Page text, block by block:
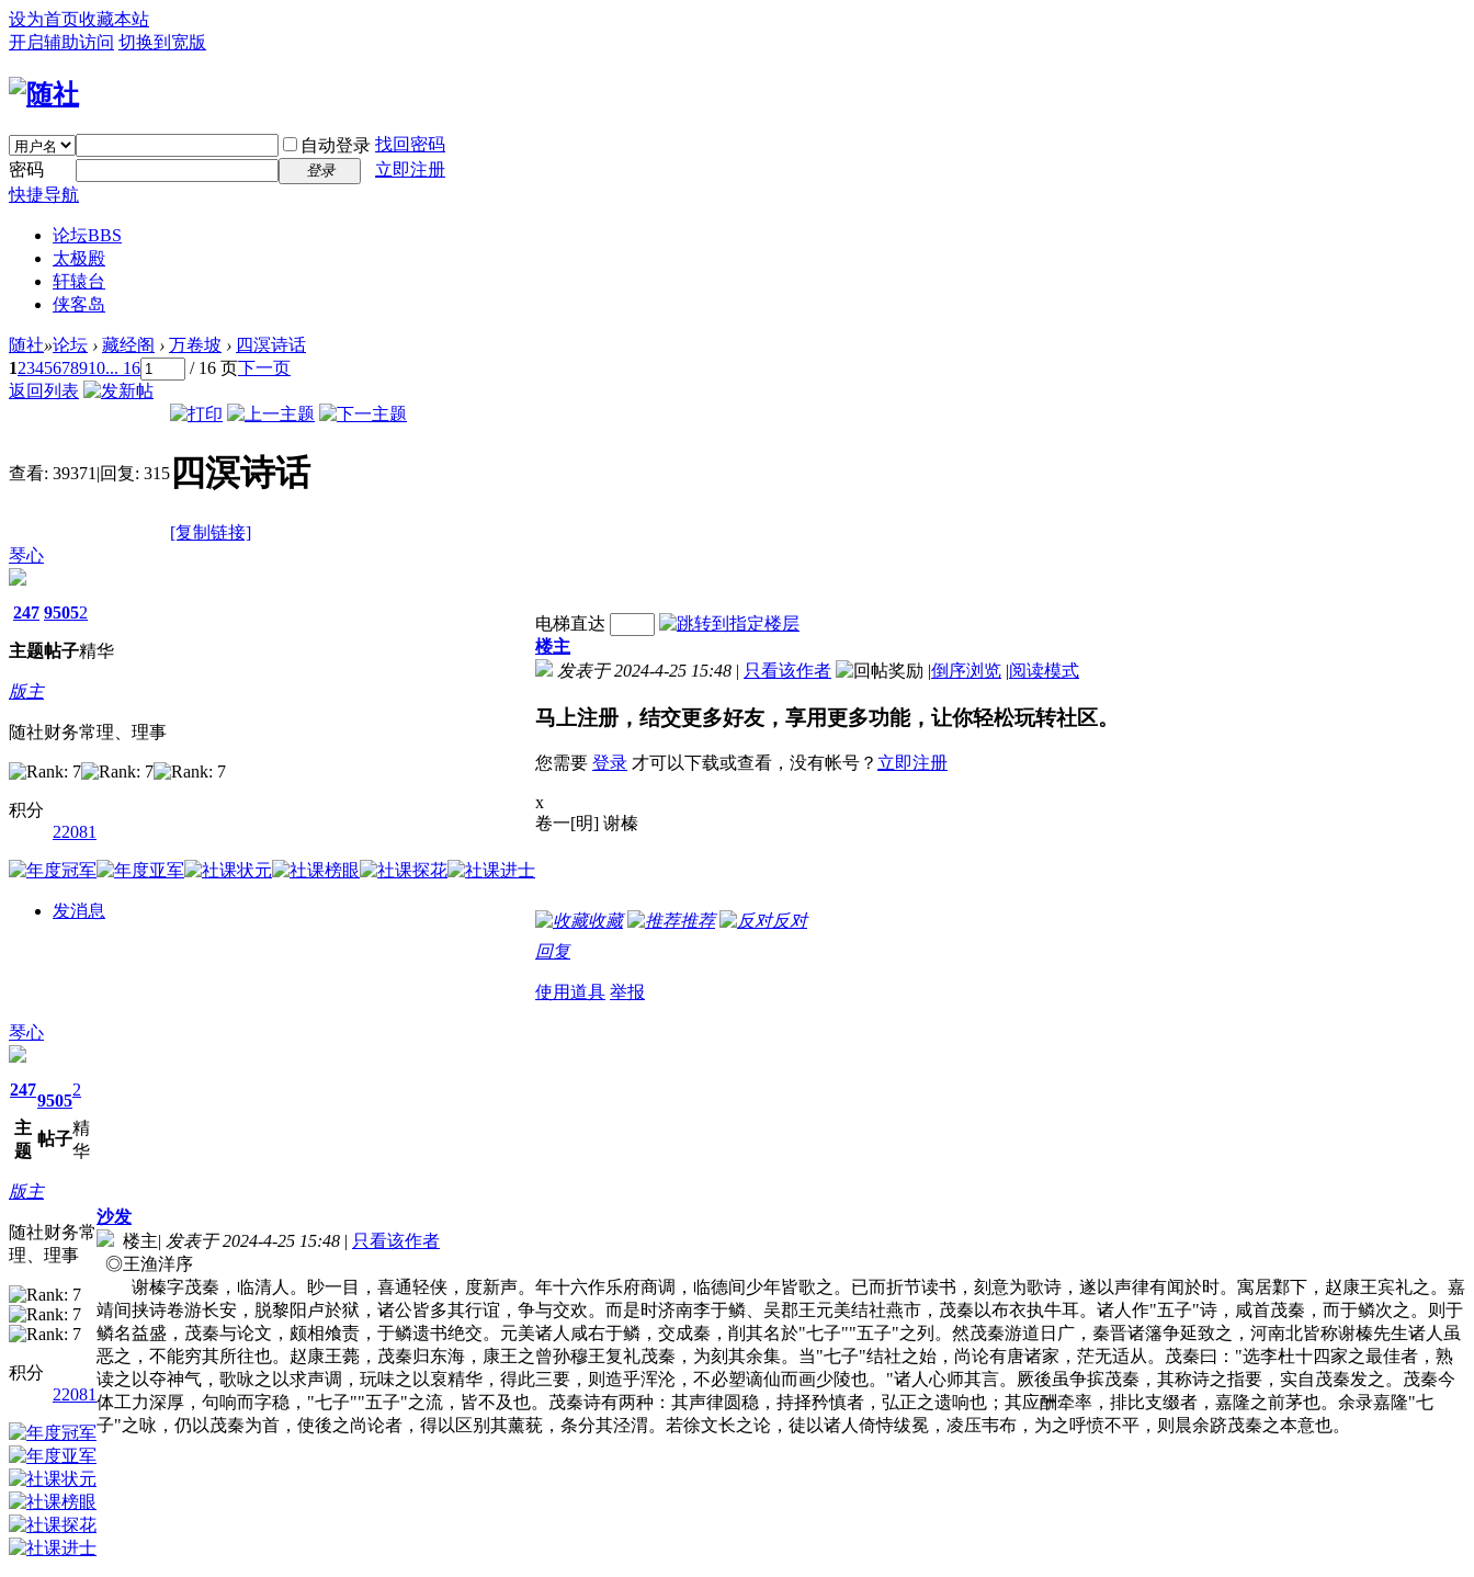
设为首页收藏本站
开启辅助访问 切换到宽版
自动登录 找回密码
密码
登录
立即注册
快捷导航
论坛BBS
太极殿
轩辕台
侠客岛
随社»论坛 › 藏经阁 › 万卷坡 › 四溟诗话
12345678910... 16 / 16 页下一页
返回列表
查看: 39371 |回复: 315 四溟诗话
[复制链接]
琴心
247
主题
9505
帖子
2
精华
版主
随社财务常理、理事
积分
22081
发消息
电梯直达
楼主
发表于 2024-4-25 15:48 | 只看该作者 |倒序浏览 |阅读模式
马上注册，结交更多好友，享用更多功能，让你轻松玩转社区。
您需要 登录 才可以下载或查看，没有帐号？ 立即注册
x
卷一[明] 谢榛
收藏 推荐
反对
回复
使用道具 举报
琴心
247
主
题
9505
帖子
2
精
华
版主
随社财务常
理、理事
积分
22081
沙发
楼主| 发表于 2024-4-25 15:48 | 只看该作者
◎王渔洋序
谢榛字茂秦，临清人。眇一目，喜通轻侠，度新声。年十六作乐府商调，临德间少年皆歌之。已而折节读书，刻意为歌诗，遂以声律有闻於时。寓居鄴下，赵康王宾礼之。嘉
靖间挟诗卷游长安，脱黎阳卢於狱，诸公皆多其行谊，争与交欢。而是时济南李于鳞、吴郡王元美结社燕市，茂秦以布衣执牛耳。诸人作"五子"诗，咸首茂秦，而于鳞次之。则于
鳞名益盛，茂秦与论文，颇相飧责，于鳞遗书绝交。元美诸人咸右于鳞，交成秦，削其名於"七子""五子"之列。然茂秦游道日广，秦晋诸籓争延致之，河南北皆称谢榛先生诸人虽
恶之，不能穷其所往也。赵康王薨，茂秦归东海，康王之曾孙穆王复礼茂秦，为刻其余集。当"七子"结社之始，尚论有唐诸家，茫无适从。茂秦曰："选李杜十四家之最佳者，熟
读之以夺神气，歌咏之以求声调，玩味之以裒精华，得此三要，则造乎浑沦，不必塑谪仙而画少陵也。"诸人心师其言。厥後虽争摈茂秦，其称诗之指要，实自茂秦发之。茂秦今
体工力深厚，句响而字稳，"七子""五子"之流，皆不及也。茂秦诗有两种：其声律圆稳，持择矜慎者，弘正之遗响也；其应酬牵率，排比支缀者，嘉隆之前茅也。余录嘉隆"七
子"之咏，仍以茂秦为首，使後之尚论者，得以区别其薰莸，条分其泾渭。若徐文长之论，徒以诸人倚恃绂冕，凌压韦布，为之呼愤不平，则晨余跻茂秦之本意也。